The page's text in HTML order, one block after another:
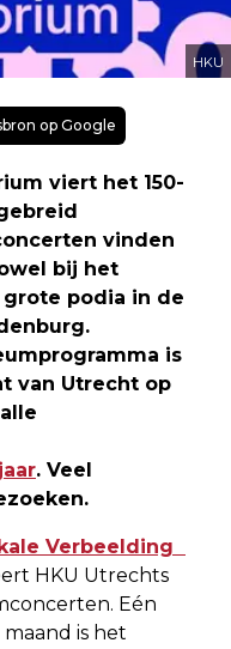
HKU
op Google
viert het 150-
vinden
bij het
podia in de
is
van Utrecht op
. Veel
Verbeelding
HKU Utrechts
Eén
is het